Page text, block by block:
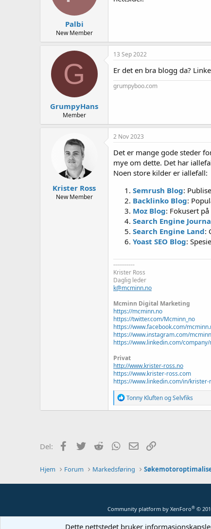
Palbi
New Member
G
GrumpyHans
Member
13 Sep 2022
Er det en bra blogg da?
grumpyboo.com
Krister Ross
New Member
2 Nov 2023
Det er mange gode steder
mye om dette. Det har
Noen store kilder er iallefall:
Semrush Blog:
Backlinko Blog:
Moz Blog: Fokusert
Search Engine
Search Engine Land:
Yoast SEO Blog:
-----------
Krister Ross
Daglig leder
k@mcminn.no
Mcminn Digital Marketing
https://mcminn.no
https://twitter.com/Mcminn_no
https://www.facebook.com/
https://www.instagram.com/
https://www.linkedin.com/
Privat
http://www.krister-ross.no
https://www.krister-ross.com
https://www.linkedin.com/in/krister-
R
e
a
o
n
r
Tonny KluftenogSelvfiks
Del: Facebook
Twitter Reddit WhatsApp
E-post
Hjem Forum Markedsføring
Community platform by XenForo® ©
Dette nettstedet bruker